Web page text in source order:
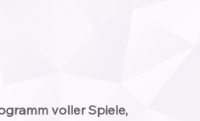
voller Spiele,